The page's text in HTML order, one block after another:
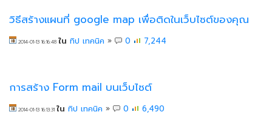
วิธีสร้างแผนที่ google map เพื่อติดในเว็บไซต์ของคุณ
2014-01-13 16:16:48 ใน ทิป เทคนิค » 0 7,244
การสร้าง Form mail บนเว็บไซต์
2014-01-13 16:13:31 ใน ทิป เทคนิค » 0 6,490